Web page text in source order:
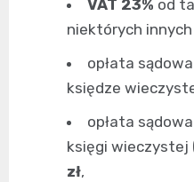
VAT 23% od
niektórych
opłata
księdze
opłata
księgi wieczystej
zł,